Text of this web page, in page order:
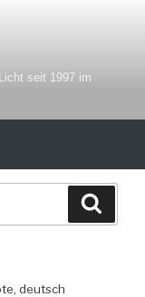
seit 1997 im
deutsch